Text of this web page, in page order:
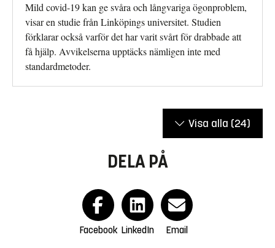
Mild covid-19 kan ge svåra och långvariga ögonproblem,
visar en studie från Linköpings universitet. Studien
förklarar också varför det har varit svårt för drabbade att
få hjälp. Avvikelserna upptäcks nämligen inte med
standardmetoder.
Visa alla (24)
DELA PÅ
Facebook LinkedIn Email